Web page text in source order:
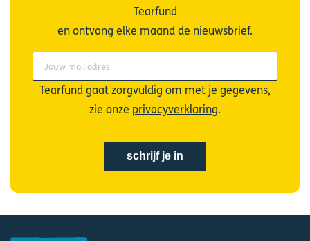
Tearfund
en ontvang elke maand de nieuwsbrief.
Tearfund gaat zorgvuldig om met je gegevens,
zie onze privacyverklaring.